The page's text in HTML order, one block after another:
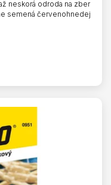
neskorá odroda na zber
semená červenohnedej